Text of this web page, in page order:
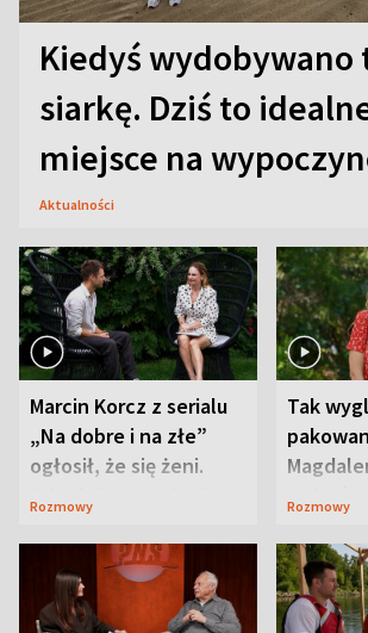
Kiedyś wydobywano
siarkę. Dziś to
miejsce na
Aktualności
Marcin Korcz z serialu
„Na dobre i na złe”
ogłosił, że się żeni.
Zdradził, co zmienił
Rozmowy
Tak
Rozmowy